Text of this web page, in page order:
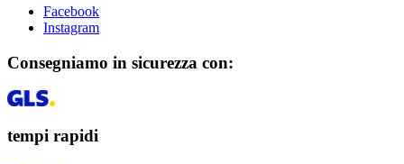
Facebook
Instagram
Consegniamo in sicurezza con:
tempi rapidi